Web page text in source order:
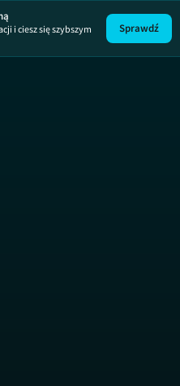
i ciesz się szybszym
Sprawdź